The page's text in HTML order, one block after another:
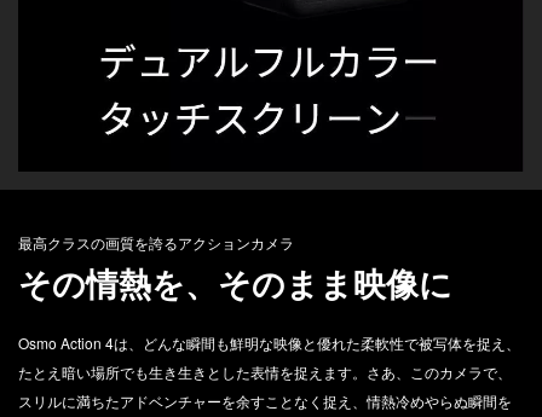
最高クラスの画質を誇るアクションカメラ
その情熱を、 そのまま映像に
Osmo Action 4は、どんな瞬間も鮮明な映像と優れた柔軟性で被写体を捉え、
たとえ暗い場所でも生き生きとした表情を捉えます。さあ、このカメラで、
スリルに満ちたアドベンチャーを余すことなく捉え、情熱冷めやらぬ瞬間を